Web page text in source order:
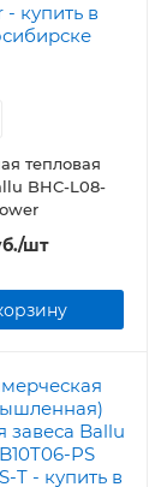
тепловая
BHC-L08-
/шт